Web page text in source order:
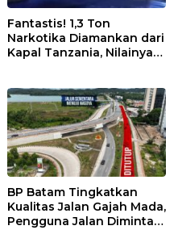
Fantastis! 1,3 Ton
Narkotika Diamankan dari
Kapal Tanzania, Nilainya
BP Batam Tingkatkan
Kualitas Jalan Gajah Mada,
Pengguna Jalan Diminta